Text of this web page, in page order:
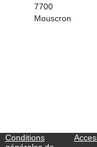
7700
Mouscron
Conditions